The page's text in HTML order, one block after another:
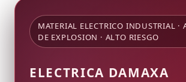
MATERIAL ELECTRICO INDUSTRIAL ·
DE EXPLOSION · ALTO RIESGO
ELECTRICA DAMAXA